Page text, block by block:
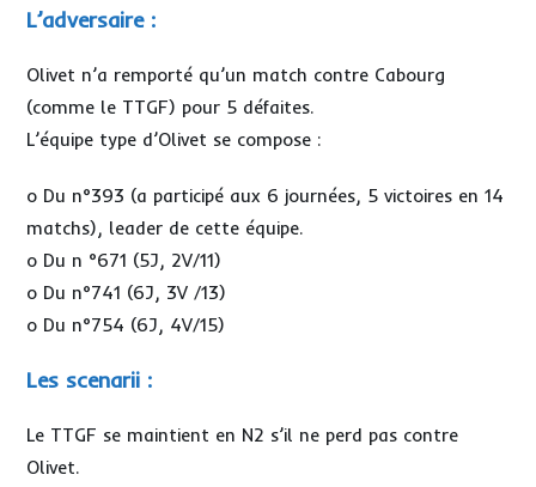
L’adversaire :
Olivet n’a remporté qu’un match contre Cabourg
(comme le TTGF) pour 5 défaites.
L’équipe type d’Olivet se compose :
o Du n°393 (a participé aux 6 journées, 5 victoires en 14
matchs), leader de cette équipe.
o Du n °671 (5J, 2V/11)
o Du n°741 (6J, 3V /13)
o Du n°754 (6J, 4V/15)
Les scenarii :
Le TTGF se maintient en N2 s’il ne perd pas contre
Olivet.